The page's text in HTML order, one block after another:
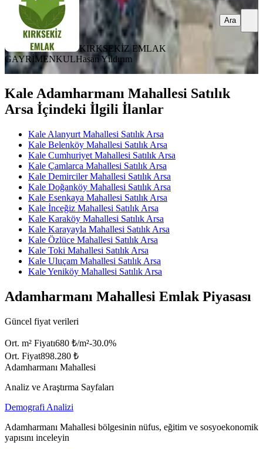
KIRKSEKİZ EMLAK
GAYRİMENKULHasan Yıldırım
Ara
Kale Adamharmanı Mahallesi Satılık
Arsa İçindeki İlgili İlanlar
Kale Alanyurt Mahallesi Satılık Arsa
Kale Belenköy Mahallesi Satılık Arsa
Kale Cumhuriyet Mahallesi Satılık Arsa
Kale Çamlarca Mahallesi Satılık Arsa
Kale Demirciler Mahallesi Satılık Arsa
Kale Doğanköy Mahallesi Satılık Arsa
Kale Esenkaya Mahallesi Satılık Arsa
Kale İnceğiz Mahallesi Satılık Arsa
Kale Karaköy Mahallesi Satılık Arsa
Kale Karayayla Mahallesi Satılık Arsa
Kale Özlüce Mahallesi Satılık Arsa
Kale Toki Mahallesi Satılık Arsa
Kale Uluçam Mahallesi Satılık Arsa
Kale Yeniköy Mahallesi Satılık Arsa
Adamharmanı Mahallesi Emlak Piyasası
Güncel fiyat verileri
Ort. m² Fiyatı680 ₺/m²-30.0%
Ort. Fiyat898.280 ₺
Adamharmanı Mahallesi
Analiz ve Araştırma Sayfaları
Demografi Analizi
Adamharmanı Mahallesi bölgesinin nüfus, eğitim ve sosyoekonomik
yapısını inceleyin